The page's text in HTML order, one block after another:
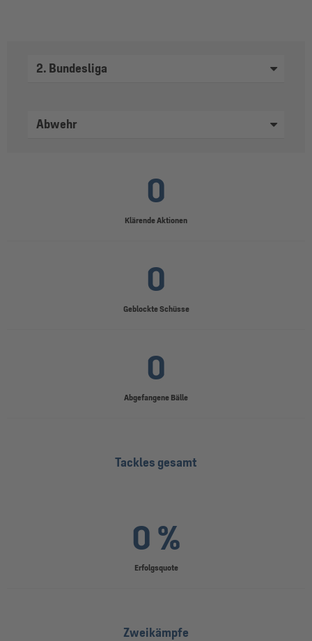
2. Bundesliga
Abwehr
Klärende Aktionen
0
Geblockte Schüsse
0
Abgefangene Bälle
0
Tackles gesamt
Erfolgsquote
0 %
Zweikämpfe